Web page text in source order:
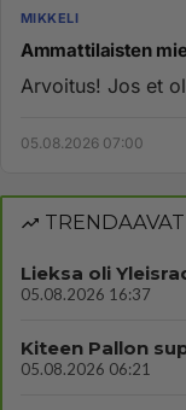
MIKKELI
Ammattilaisten
Arvoitus!
05.08.2026 07:00
05.08.2026 16:37
05.08.2026 06:21